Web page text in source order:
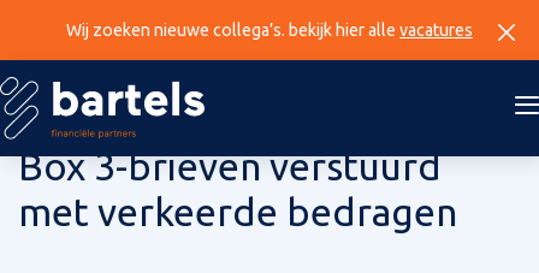
Wij zoeken nieuwe collega’s. bekijk hier alle vacatures
31 juli 2025
Box 3-brieven verstuurd
met verkeerde bedragen